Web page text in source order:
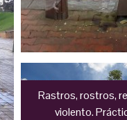
Rastros, rostros,
violento.